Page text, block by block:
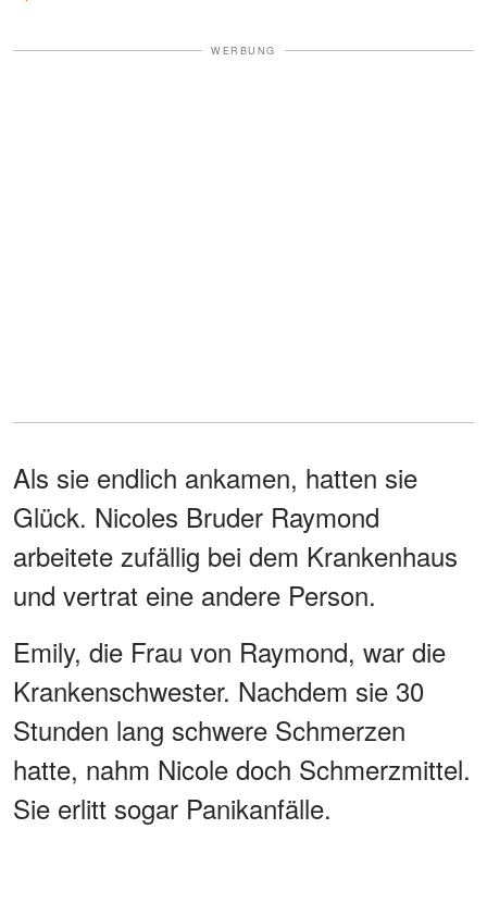
WERBUNG
Als sie endlich ankamen, hatten sie
Glück. Nicoles Bruder Raymond
arbeitete zufällig bei dem Krankenhaus
und vertrat eine andere Person.
Emily, die Frau von Raymond, war die
Krankenschwester. Nachdem sie 30
Stunden lang schwere Schmerzen
hatte, nahm Nicole doch Schmerzmittel.
Sie erlitt sogar Panikanfälle.